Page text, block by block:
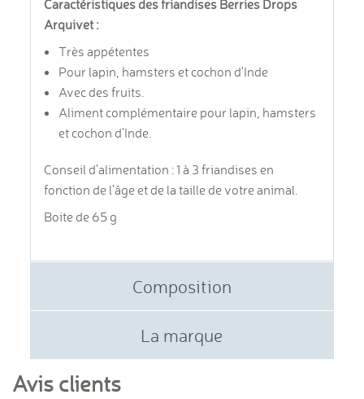
Caractéristiques des friandises Berries Drops
Arquivet :
Très appétentes
Pour lapin, hamsters et cochon d'Inde
Avec des fruits.
Aliment complémentaire pour lapin, hamsters
et cochon d'Inde.
Conseil d'alimentation : 1 à 3 friandises en
fonction de l'âge et de la taille de votre animal.
Boite de 65 g
Composition
La marque
Avis clients